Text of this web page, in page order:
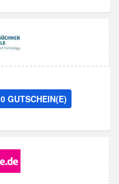
0 GUTSCHEIN(E)